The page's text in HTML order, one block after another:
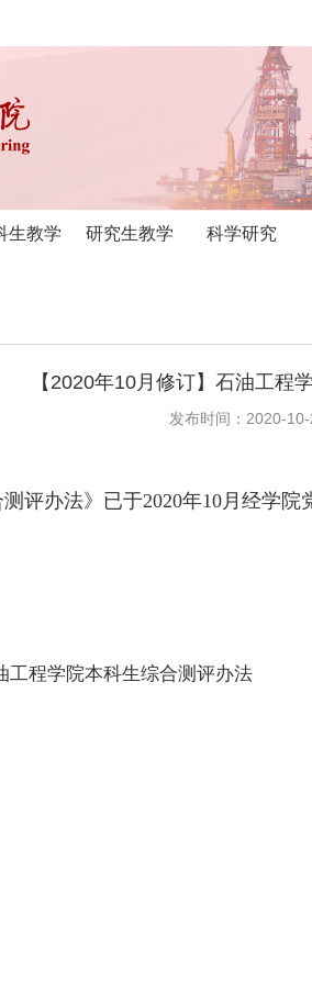
生教学 研究生教学 科学研究
【2020年10月修订】石油工程
发布时间：2020-10-
评办法》已于2020年10月经学院
工程学院本科生综合测评办法